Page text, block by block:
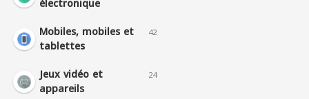
électronique
Mobiles, mobiles et
tablettes
42
Jeux vidéo et
appareils
24